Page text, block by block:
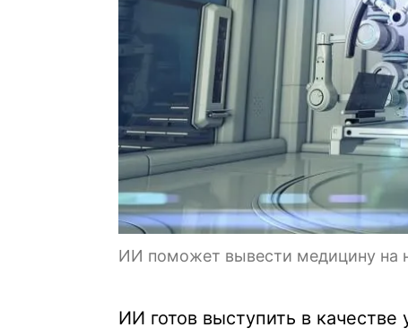
ИИ поможет вывести медицину на
ИИ готов выступить в